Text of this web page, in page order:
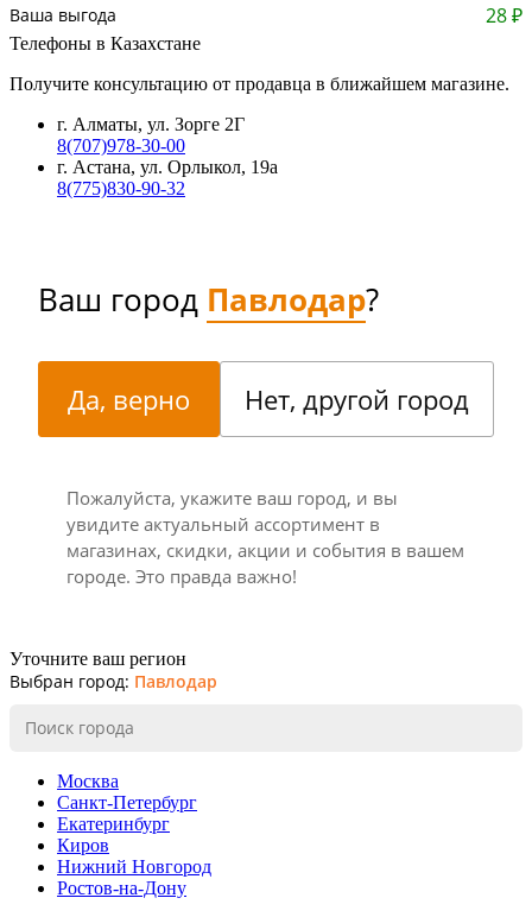
Ваша выгода 28 ₽
Телефоны в Казахстане
Получите консультацию от продавца в ближайшем магазине.
г. Алматы, ул. Зорге 2Г
8(707)978-30-00
г. Астана, ул. Орлыкол, 19а
8(775)830-90-32
Ваш город Павлодар?
Да, верно Нет, другой город
Пожалуйста, укажите ваш город, и вы
увидите актуальный ассортимент в
магазинах, скидки, акции и события в вашем
городе. Это правда важно!
Уточните ваш регион
Выбран город: Павлодар
Москва
Санкт-Петербург
Екатеринбург
Киров
Нижний Новгород
Ростов-на-Дону